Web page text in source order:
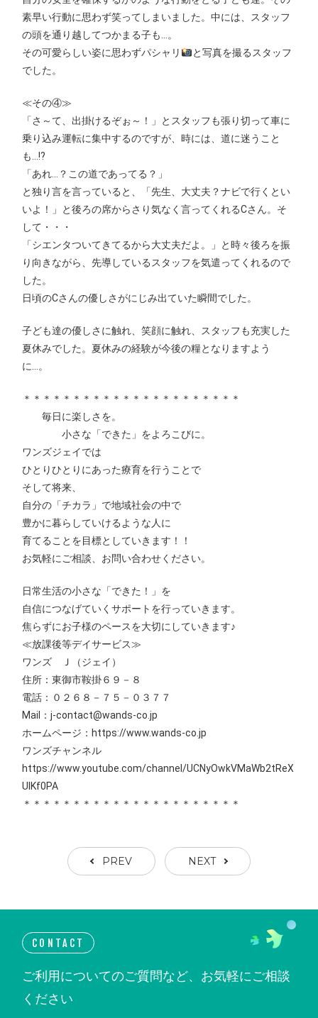
素早い行動に思わず笑ってしまいました。中には、スタッフ
の頭を通り越してつかまる子も…。
その可愛らしい姿に思わずパシャリ
と写真を撮るスタッフ
でした。
≪その④≫
「さ～て、出掛けるぞぉ～！」とスタッフも張り切って車に
乗り込み運転に集中するのですが、時には、道に迷うこと
も…!?
「あれ…？この道であってる？」
と独り言を言っていると、「先生、大丈夫？ナビで行くとい
いよ！」と後ろの席からさり気なく言ってくれるCさん。そ
して・・・
「シエンタついてきてるから大丈夫だよ。」と時々後ろを振
り向きながら、先導しているスタッフを気遣ってくれるので
した。
日頃のCさんの優しさがにじみ出ていた瞬間でした。
子ども達の優しさに触れ、笑顔に触れ、スタッフも充実した
夏休みでした。夏休みの経験が今後の糧となりますよう
に…。
＊＊＊＊＊＊＊＊＊＊＊＊＊＊＊＊＊＊＊＊＊＊
毎日に楽しさを。
小さな「できた」をよろこびに。
ワンズジェイでは
ひとりひとりにあった療育を行うことで
そして将来、
自分の「チカラ」で地域社会の中で
豊かに暮らしていけるような人に
育てることを目標としていきます！！
お気軽にご相談、お問い合わせください。
日常生活の小さな「できた！」を
自信につなげていくサポートを行っていきます。
焦らずにお子様のペースを大切にしていきます♪
≪放課後等デイサービス≫
ワンズ Ｊ（ジェイ）
住所：東御市鞍掛６９－８
電話：０２６８－７５－０３７７
Mail：j-contact@wands-co.jp
ホームページ：https://www.wands-co.jp
ワンズチャンネル
https://www.youtube.com/channel/UCNyOwkVMaWb2tReX
UIKf0PA
＊＊＊＊＊＊＊＊＊＊＊＊＊＊＊＊＊＊＊＊＊＊
PREV NEXT
CONTACT
ご利用についてのご質問など、お気軽にご相談
ください